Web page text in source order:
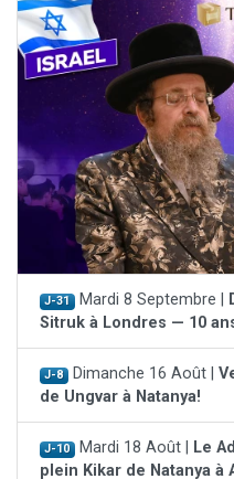
J-31 Mardi 8 Septembre |
Sitruk à Londres — 10
J-8 Dimanche 16 Août |
de Ungvar à Natanya!
J-10 Mardi 18 Août | Le
plein Kikar de Natanya à